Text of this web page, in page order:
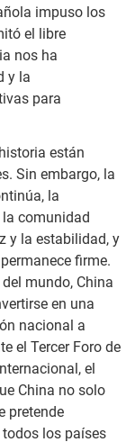
impuso los
el libre
nos ha
y la
para
están
Sin embargo, la
la
comunidad
y la estabilidad, y
firme.
mundo, China
en una
nacional a
el Tercer Foro de
el
China no solo
pretende
los países